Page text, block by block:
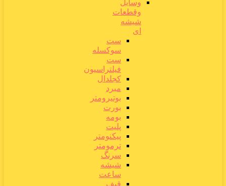
وسایل
وقطعات
شیشه
ای
ست
سوکسله
ست
فیلتراسیون
کجلدال
مبرد
بوتیرومتر
بورت
بومه
پلیت
پیکنومتر
ترمومتر
سرنگ
شیشه
ساعت
قیف